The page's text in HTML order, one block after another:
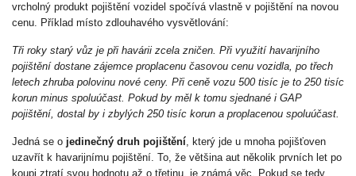
vrcholný produkt pojištění vozidel spočívá vlastně v pojištění na novou
cenu. Příklad místo zdlouhavého vysvětlování:
Tři roky starý vůz je při havárii zcela zničen. Při využití havarijního
pojištění dostane zájemce proplacenu časovou cenu vozidla, po třech
letech zhruba polovinu nové ceny. Při ceně vozu 500 tisíc je to 250 tisíc
korun minus spoluúčast. Pokud by měl k tomu sjednané i GAP
pojištění, dostal by i zbylých 250 tisíc korun a proplacenou spoluúčast.
Jedná se o jedinečný druh pojištění, který jde u mnoha pojišťoven
uzavřít k havarijnímu pojištění. To, že většina aut několik prvních let po
koupi ztratí svou hodnotu až o třetinu, je známá věc. Pokud se tedy